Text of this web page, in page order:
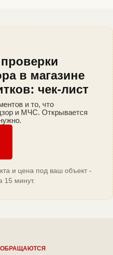
в магазине
чек-лист
и то, что
и МЧС. Открывается
и цена под ваш объект -
15 минут.
ОБРАЩАЮТСЯ